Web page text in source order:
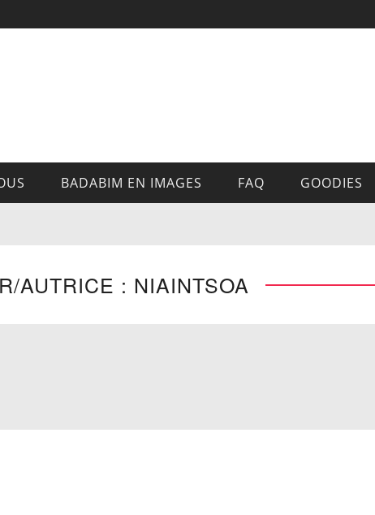
BADABIM EN IMAGES FAQ GOODIES
AUTRICE : NIAINTSOA